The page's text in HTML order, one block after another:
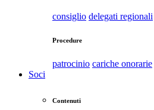
consiglio delegati regionali
Procedure
patrocinio cariche onorarie
Soci
Contenuti